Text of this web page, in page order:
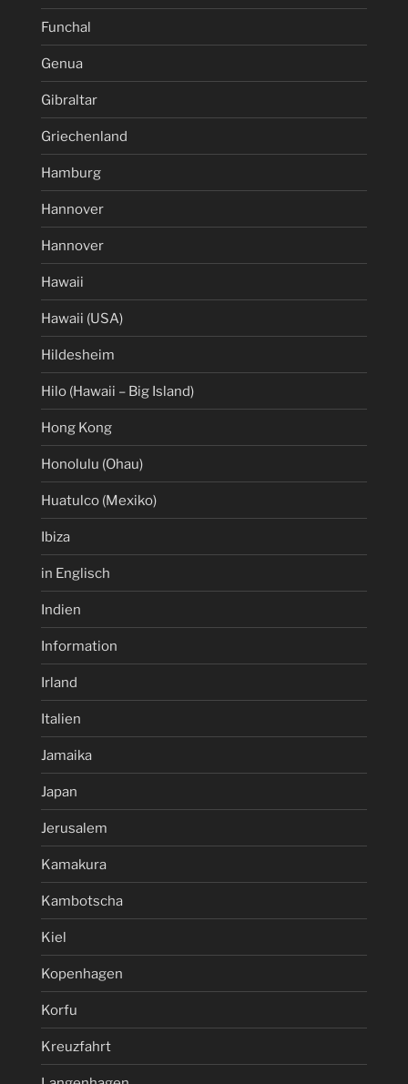
Funchal
Genua
Gibraltar
Griechenland
Hamburg
Hannover
Hannover
Hawaii
Hawaii (USA)
Hildesheim
Hilo (Hawaii – Big Island)
Hong Kong
Honolulu (Ohau)
Huatulco (Mexiko)
Ibiza
in Englisch
Indien
Information
Irland
Italien
Jamaika
Japan
Jerusalem
Kamakura
Kambotscha
Kiel
Kopenhagen
Korfu
Kreuzfahrt